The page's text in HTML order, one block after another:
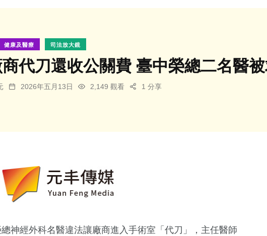
健康及醫療 司法放大鏡
代刀還收公關費 臺中榮總二名醫
2026年五月13日 2,149 觀看 1 分享
神經外科名醫違法讓廠商進入手術室「代刀」，主任醫師